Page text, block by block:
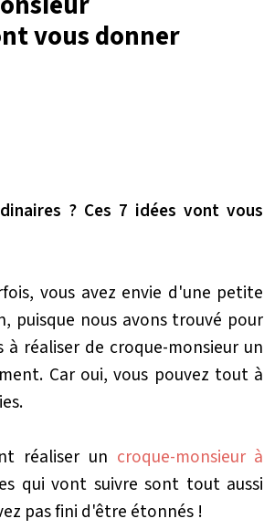
vous donner
? Ces 7 idées vont vous
vous avez envie d'une petite
puisque nous avons trouvé pour
réaliser de croque-monsieur un
Car oui, vous pouvez tout à
réaliser un croque-monsieur à
qui vont suivre sont tout aussi
pas fini d'être étonnés !